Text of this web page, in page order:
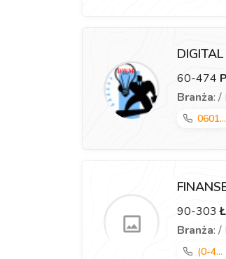
60-474
Branża: /
0601...
90-303
Branża: /
(0-4...